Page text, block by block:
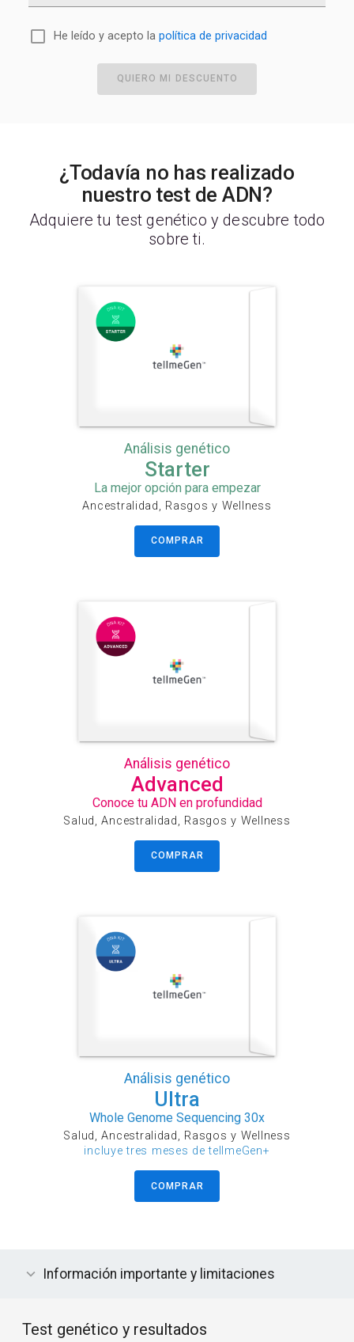
He leído y acepto la política de privacidad
QUIERO MI DESCUENTO
¿Todavía no has realizado
nuestro test de ADN?
Adquiere tu test genético y descubre todo
sobre ti.
Análisis genético
Starter
La mejor opción para empezar
Ancestralidad, Rasgos y Wellness
COMPRAR
Análisis genético
Advanced
Conoce tu ADN en profundidad
Salud, Ancestralidad, Rasgos y Wellness
COMPRAR
Análisis genético
Ultra
Whole Genome Sequencing 30x
Salud, Ancestralidad, Rasgos y Wellness
incluye tres meses de tellmeGen+
COMPRAR
Información importante y limitaciones
Test genético y resultados